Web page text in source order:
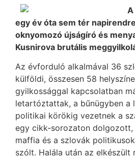
egy év óta sem tér
oknyomozó újságíró és
Kusnirova brutális
Az évforduló alkalmával 36
külföldi, összesen 58
gyilkossággal kapcsolatban
letartóztattak, a bűnügyben a
politikai körökig vezetnek a
egy cikk-sorozaton dolgozott,
maffia és a szlovák
szólt. Halála után az elkészült